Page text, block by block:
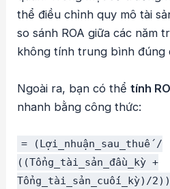
thể điều chỉnh quy mô tài
so sánh ROA giữa các năm
không tính trung bình đúng
Ngoài ra, bạn có thểtính
nhanh bằng công thức:
= (Lợi_nhuận_sau_thuế /
((Tổng_tài_sản_đầu_kỳ +
Tổng_tài_sản_cuối_kỳ)/